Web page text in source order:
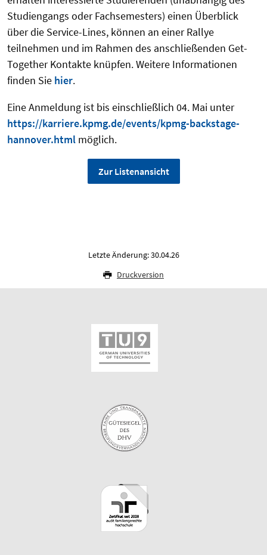
Studiengangs oder Fachsemesters) einen Überblick
über die Service-Lines, können an einer Rallye
teilnehmen und im Rahmen des anschließenden Get-
Together Kontakte knüpfen. Weitere Informationen
finden Sie hier.
Eine Anmeldung ist bis einschließlich 04. Mai unter
https://karriere.kpmg.de/events/kpmg-backstage-
hannover.html möglich.
Zur Listenansicht
Letzte Änderung: 30.04.26
Druckversion